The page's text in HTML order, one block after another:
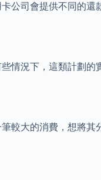
公司會提供不同的還
情況下，這類計劃的
較大的消費，想將其